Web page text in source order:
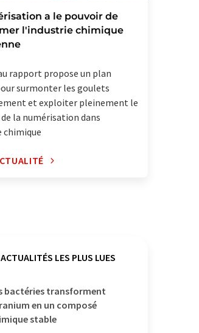
a le pouvoir de
l'industrie chimique
rapport propose un plan
surmonter les goulets
et exploiter pleinement le
la numérisation dans
ACTUALITÉS LES PLUS LUES
bactéries transforment
en un composé
stable